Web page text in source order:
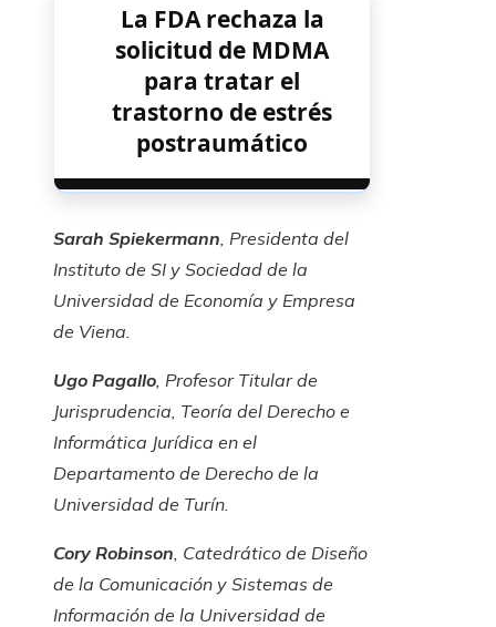
La FDA rechaza la
solicitud de MDMA
para tratar el
trastorno de estrés
postraumático
Sarah Spiekermann , Presidenta del
Instituto de SI y Sociedad de la
Universidad de Economía y Empresa
de Viena.
Ugo Pagallo , Profesor Titular de
Jurisprudencia, Teoría del Derecho e
Informática Jurídica en el
Departamento de Derecho de la
Universidad de Turín.
Cory Robinson , Catedrático de Diseño
de la Comunicación y Sistemas de
Información de la Universidad de